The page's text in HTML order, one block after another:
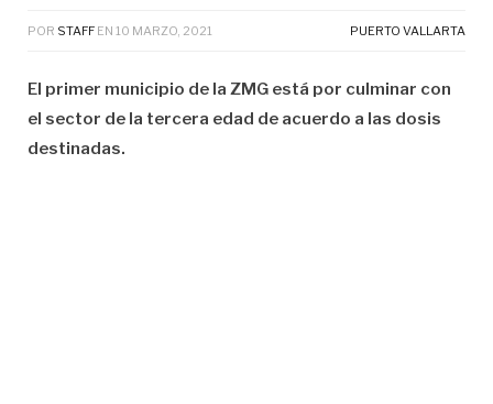
POR STAFF EN 10 MARZO, 2021 PUERTO VALLARTA
El primer municipio de la ZMG está por culminar con
el sector de la tercera edad de acuerdo a las dosis
destinadas.